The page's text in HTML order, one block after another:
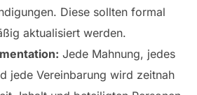
Diese sollten formal
aktualisiert werden.
Jede Mahnung, jedes
jede Vereinbarung wird zeitnah